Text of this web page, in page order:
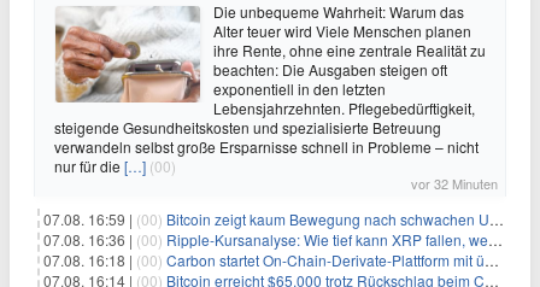
Die unbequeme Wahrheit: Warum das
Alter teuer wird Viele Menschen planen
ihre Rente, ohne eine zentrale Realität zu
beachten: Die Ausgaben steigen oft
exponentiell in den letzten
Lebensjahrzehnten. Pflegebedürftigkeit,
steigende Gesundheitskosten und spezialisierte Betreuung
verwandeln selbst große Ersparnisse schnell in Probleme – nicht
nur für die […] (00)
vor 32 Minuten
07.08. 16:59 | (00) Bitcoin zeigt kaum Bewegung nach schwachen US-Arbeitsmarktdaten, Fed-Zinserhöhungschancen sinken auf 44%
07.08. 16:36 | (00) Ripple-Kursanalyse: Wie tief kann XRP fallen, wenn die $1-Unterstützung am Wochenende verloren geht?
07.08. 16:18 | (00) Carbon startet On-Chain-Derivate-Plattform mit über 950 Märkten in einem Konto
07.08. 16:14 | (00) Bitcoin erreicht $65.000 trotz Rückschlag beim CLARITY Act und fehlendem US-Iran-Abkommen